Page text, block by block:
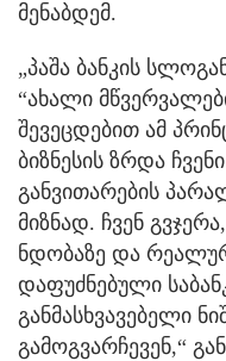
მენაბდემ.
„პაშა ბანკის
“ახალი
შევეცდებით ამ
ბიზნესის ზრდა
განვითარების
მიზნად. ჩვენ
ნდობაზე და
დაფუძნებული
განმასხვავებელი
გამოგვარჩევენ,“